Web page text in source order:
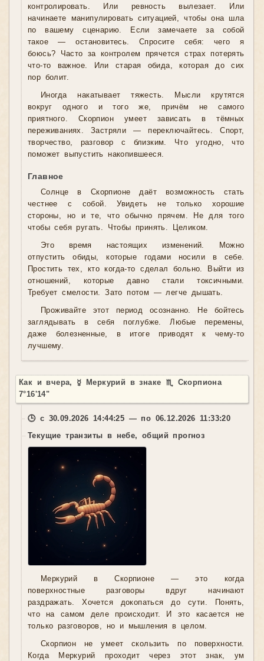
контролировать. Или ревность вылезает. Или
начинаете манипулировать ситуацией, чтобы она шла
по вашему сценарию. Если замечаете за собой
такое — остановитесь. Спросите себя: чего я
боюсь? Часто за контролем прячется страх потерять
что-то важное. Или старая обида, которая до сих
пор болит.
Иногда накатывает тяжесть. Мысли крутятся
вокруг одного и того же, причём не самого
приятного. Скорпион умеет зависать в тёмных
переживаниях. Застряли — переключайтесь. Спорт,
творчество, разговор с близким. Что угодно, что
поможет выпустить накопившееся.
Главное
Солнце в Скорпионе даёт возможность стать
честнее с собой. Увидеть не только хорошие
стороны, но и те, что обычно прячем. Не для того
чтобы себя ругать. Чтобы принять. Целиком.
Это время настоящих изменений. Можно
отпустить обиды, которые годами носили в себе.
Простить тех, кто когда-то сделал больно. Выйти из
отношений, которые давно стали токсичными.
Требует смелости. Зато потом — легче дышать.
Проживайте этот период осознанно. Не бойтесь
заглядывать в себя поглубже. Любые перемены,
даже болезненные, в итоге приводят к чему-то
лучшему.
Как и вчера, ☿ Меркурий в знаке ♏ Скорпиона
7°16'14"
🕒 с 30.09.2026 14:44:25 — по 06.12.2026 11:33:20
Текущие транзиты в небе, общий прогноз
Меркурий в Скорпионе — это когда
поверхностные разговоры вдруг начинают
раздражать. Хочется докопаться до сути. Понять,
что на самом деле происходит. И это касается не
только разговоров, но и мышления в целом.
Скорпион не умеет скользить по поверхности.
Когда Меркурий проходит через этот знак, ум